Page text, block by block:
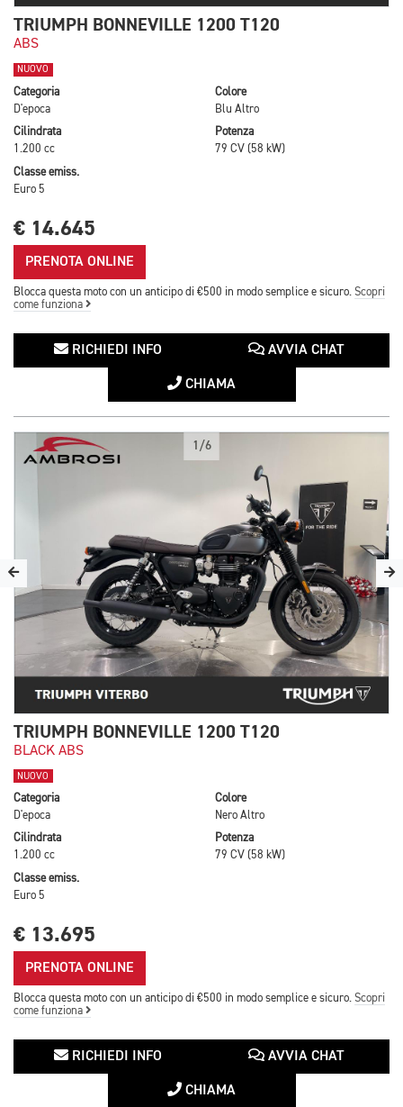
TRIUMPH BONNEVILLE 1200 T120
ABS
NUOVO
Categoria
D'epoca
Colore
Blu Altro
Cilindrata
1.200 cc
Potenza
79 CV (58 kW)
Classe emiss.
Euro 5
€ 14.645
PRENOTA ONLINE
Blocca questa moto con un anticipo di €500 in modo semplice e sicuro. Scopri
come funziona
RICHIEDI INFO AVVIA CHAT
CHIAMA
1/6
TRIUMPH BONNEVILLE 1200 T120
BLACK ABS
NUOVO
Categoria
D'epoca
Colore
Nero Altro
Cilindrata
1.200 cc
Potenza
79 CV (58 kW)
Classe emiss.
Euro 5
€ 13.695
PRENOTA ONLINE
Blocca questa moto con un anticipo di €500 in modo semplice e sicuro. Scopri
come funziona
RICHIEDI INFO AVVIA CHAT
CHIAMA